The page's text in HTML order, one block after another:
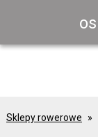
Sklepy rowerowe